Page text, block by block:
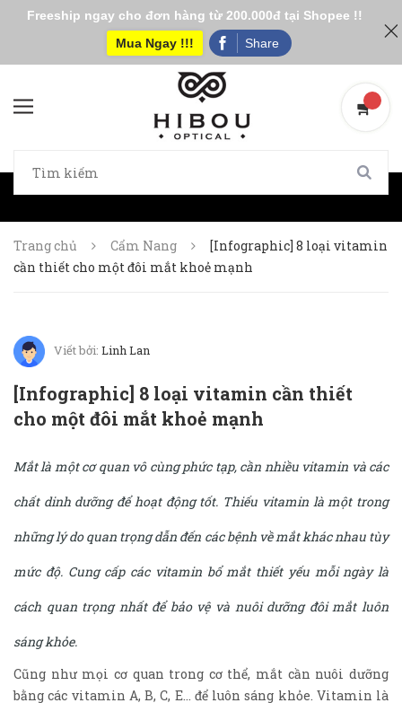
Trang chủ Cẩm Nang
[Infographic] 8 loại vitamin
cần thiết cho một đôi mắt khoẻ mạnh
Viết bởi: Linh Lan
[Infographic] 8 loại vitamin cần thiết
cho một đôi mắt khoẻ mạnh
Mắt là một cơ quan vô cùng phức tạp, cần nhiều vitamin và các
chất dinh dưỡng để hoạt động tốt. Thiếu vitamin là một trong
những lý do quan trọng dẫn đến các bệnh về mắt khác nhau tùy
mức độ. Cung cấp các vitamin bổ mắt thiết yếu mỗi ngày là
cách quan trọng nhất để bảo vệ và nuôi dưỡng đôi mắt luôn
sáng khỏe.
Cũng như mọi cơ quan trong cơ thể, mắt cần nuôi dưỡng
bằng các vitamin A, B, C, E... để luôn sáng khỏe. Vitamin là
Freeship ngay cho đơn hàng từ 200.000đ tại Shopee !!
Mua Ngay !!!
Share